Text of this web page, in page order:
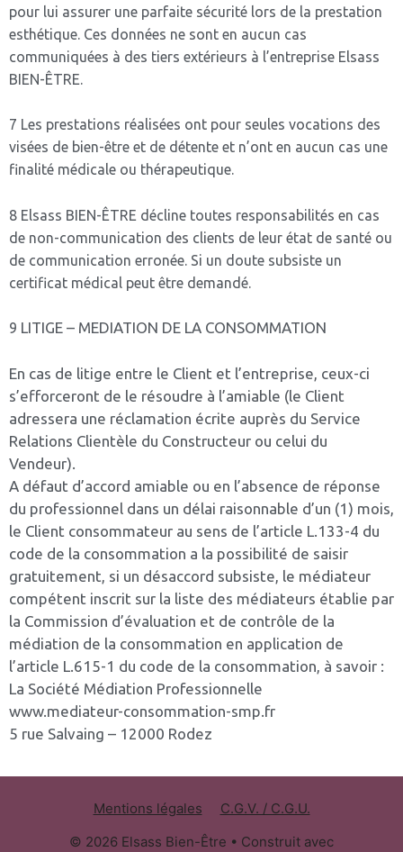
pour lui assurer une parfaite sécurité lors de la prestation
esthétique. Ces données ne sont en aucun cas
communiquées à des tiers extérieurs à l’entreprise Elsass
BIEN-ÊTRE.
7 Les prestations réalisées ont pour seules vocations des
visées de bien-être et de détente et n’ont en aucun cas une
finalité médicale ou thérapeutique.
8 Elsass BIEN-ÊTRE décline toutes responsabilités en cas
de non-communication des clients de leur état de santé ou
de communication erronée. Si un doute subsiste un
certificat médical peut être demandé.
9 LITIGE – MEDIATION DE LA CONSOMMATION
En cas de litige entre le Client et l’entreprise, ceux-ci
s’efforceront de le résoudre à l’amiable (le Client
adressera une réclamation écrite auprès du Service
Relations Clientèle du Constructeur ou celui du
Vendeur).
A défaut d’accord amiable ou en l’absence de réponse
du professionnel dans un délai raisonnable d’un (1) mois,
le Client consommateur au sens de l’article L.133-4 du
code de la consommation a la possibilité de saisir
gratuitement, si un désaccord subsiste, le médiateur
compétent inscrit sur la liste des médiateurs établie par
la Commission d’évaluation et de contrôle de la
médiation de la consommation en application de
l’article L.615-1 du code de la consommation, à savoir :
La Société Médiation Professionnelle
www.mediateur-consommation-smp.fr
5 rue Salvaing – 12000 Rodez
Mentions légales
C.G.V. / C.G.U.
© 2026 Elsass Bien-Être • Construit avec